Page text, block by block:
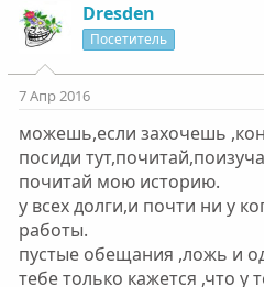
Dresden
Посетитель
7 Апр 2016
можешь,если захочешь
посиди
почитай мою историю.
у всех долги,и почти ни у
работы.
пустые обещания ,ложь и
тебе только кажется ,что у